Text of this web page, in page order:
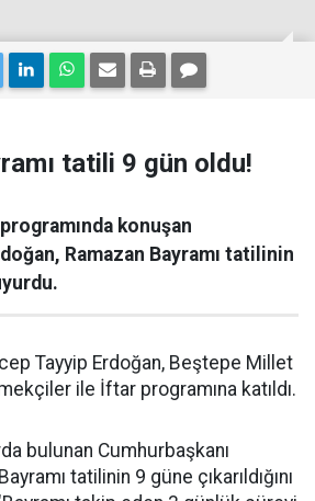
tatili 9 gün oldu!
konuşan
Ramazan Bayramı tatilinin
Tayyip Erdoğan, Beştepe Millet
ile İftar programına katıldı.
bulunan Cumhurbaşkanı
tatilinin 9 güne çıkarıldığını